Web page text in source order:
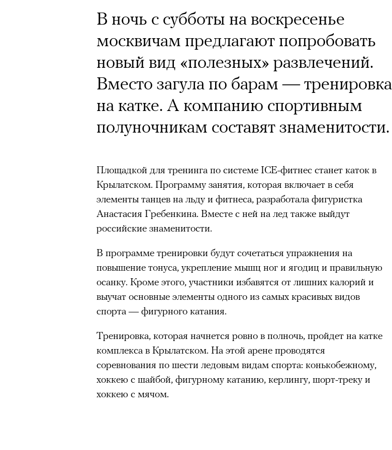
В ночь с субботы на воскресенье
москвичам предлагают попробовать
новый вид «полезных» развлечений.
Вместо загула по барам — тренировка
на катке. А компанию спортивным
полуночникам составят знаменитости.
Площадкой для тренинга по системе ICE-фитнес станет каток в
Крылатском. Программу занятия, которая включает в себя
элементы танцев на льду и фитнеса, разработала фигуристка
Анастасия Гребенкина. Вместе с ней на лед также выйдут
российские знаменитости.
В программе тренировки будут сочетаться упражнения на
повышение тонуса, укрепление мышц ног и ягодиц и правильную
осанку. Кроме этого, участники избавятся от лишних калорий и
выучат основные элементы одного из самых красивых видов
спорта — фигурного катания.
Тренировка, которая начнется ровно в полночь, пройдет на катке
комплекса в Крылатском. На этой арене проводятся
соревнования по шести ледовым видам спорта: конькобежному,
хоккею с шайбой, фигурному катанию, керлингу, шорт-треку и
хоккею с мячом.
первых показах на остросоциальные
темы
Подписывайтесь на телеграм-канал «РБК Стиль»
«Бумажный тигр» Джеймса Грэя
«Охота» Уэйна Вапимуквы
Ретроспектива «Красное и черное: голливудские левые и черный
список»
«Зеленые глаза» Фанни Лиатар и Жереми
Труиля
Фестиваль открылся с намеком на политическую актуальность —
показом на огромном экране Пьяццы Гранде
камерного французского фильма «Зеленые глаза» (Les Yeux
Verts) режиссерского дуэта Фанни Лиатар и Жереми Труиля.
Прошлая их кинолента «Гагарин» — отнюдь не байопик первого
космонавта в мире, а хроника сноса многоквартирного
комплекса на парижской окраине, которому было присвоено его
имя.